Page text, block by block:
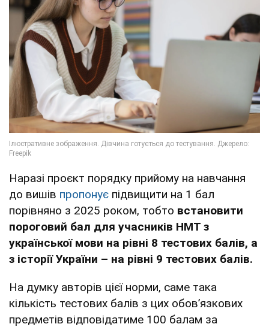
Наразі проєкт порядку прийому на навчання
до вишів пропонує підвищити на 1 бал
порівняно з 2025 роком, тобто встановити
пороговий бал для учасників НМТ з
української мови на рівні 8 тестових балів, а
з історії України – на рівні 9 тестових балів.
На думку авторів цієї норми, саме така
кількість тестових балів з цих обов’язкових
предметів відповідатиме 100 балам за